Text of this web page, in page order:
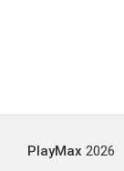
PlayMax 2026